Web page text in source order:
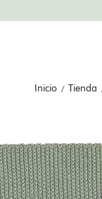
Inicio Tienda